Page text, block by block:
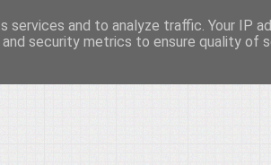
σε κάθε του μορφή και έκταση...
and to analyze traffic. Your IP
security metrics to ensure quality of